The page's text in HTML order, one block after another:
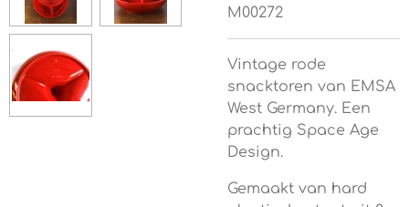
M00272
Vintage rode
snacktoren van EMSA
West Germany. Een
prachtig Space Age
Design.
Gemaakt van hard